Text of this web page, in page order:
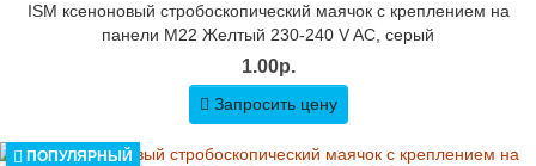
ISM ксеноновый стробоскопический маячок с креплением на
панели M22 Желтый 230-240 V AC, серый
1.00р.
Запросить цену
ПОПУЛЯРНЫЙ